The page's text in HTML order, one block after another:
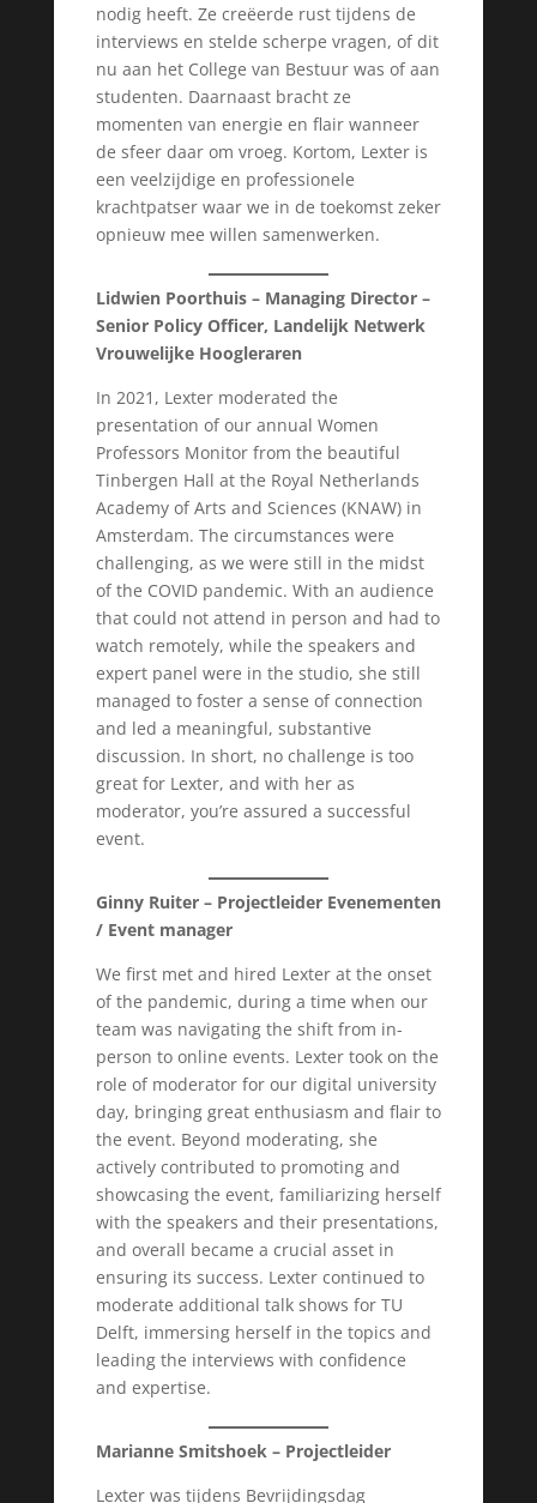
nodig heeft. Ze creëerde rust tijdens de
interviews en stelde scherpe vragen, of dit
nu aan het College van Bestuur was of aan
studenten. Daarnaast bracht ze
momenten van energie en flair wanneer
de sfeer daar om vroeg. Kortom, Lexter is
een veelzijdige en professionele
krachtpatser waar we in de toekomst zeker
opnieuw mee willen samenwerken.
Lidwien Poorthuis – Managing Director –
Senior Policy Officer, Landelijk Netwerk
Vrouwelijke Hoogleraren
In 2021, Lexter moderated the
presentation of our annual Women
Professors Monitor from the beautiful
Tinbergen Hall at the Royal Netherlands
Academy of Arts and Sciences (KNAW) in
Amsterdam. The circumstances were
challenging, as we were still in the midst
of the COVID pandemic. With an audience
that could not attend in person and had to
watch remotely, while the speakers and
expert panel were in the studio, she still
managed to foster a sense of connection
and led a meaningful, substantive
discussion. In short, no challenge is too
great for Lexter, and with her as
moderator, you’re assured a successful
event.
Ginny Ruiter – Projectleider Evenementen
/ Event manager
We first met and hired Lexter at the onset
of the pandemic, during a time when our
team was navigating the shift from in-
person to online events. Lexter took on the
role of moderator for our digital university
day, bringing great enthusiasm and flair to
the event. Beyond moderating, she
actively contributed to promoting and
showcasing the event, familiarizing herself
with the speakers and their presentations,
and overall became a crucial asset in
ensuring its success. Lexter continued to
moderate additional talk shows for TU
Delft, immersing herself in the topics and
leading the interviews with confidence
and expertise.
Marianne Smitshoek – Projectleider
Lexter was tijdens Bevrijdingsdag